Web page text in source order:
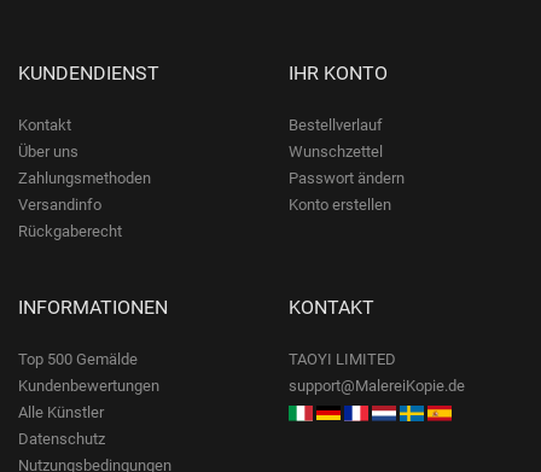
KUNDENDIENST
Kontakt
Über uns
Zahlungsmethoden
Versandinfo
Rückgaberecht
IHR KONTO
Bestellverlauf
Wunschzettel
Passwort ändern
Konto erstellen
INFORMATIONEN
Top 500 Gemälde
Kundenbewertungen
Alle Künstler
Datenschutz
Nutzungsbedingungen
KONTAKT
TAOYI LIMITED
support@MalereiKopie.de